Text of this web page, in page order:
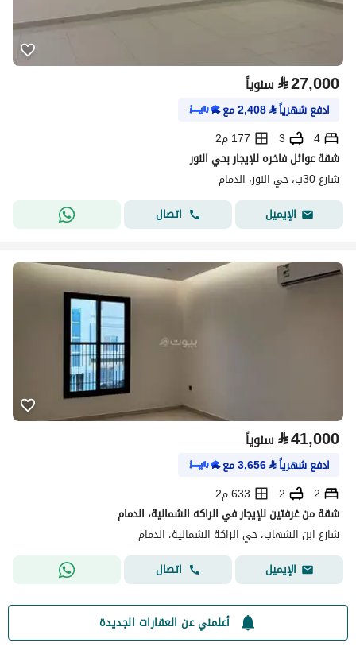
⃁27,000 سنوياً
ادفع شهرياً⃁
2,408مع
4
3
177 م2
شقة عوائل فاخره للإيجار بحي النور
شارع 30ب، حي النور، الدمام
الإيميل
اتصال
⃁41,000 سنوياً
ادفع شهرياً⃁
3,656مع
2
2
633 م2
شقة من غرفتين للإيجار في الراكه الشمالية، الدمام
شارع ابن الشهاب، حي الراكة الشمالية، الدمام
الإيميل
اتصال
أعلمني عن العقارات الجديدة